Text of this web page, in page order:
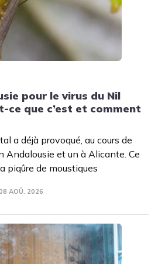
pour le virus du Nil
ce que c’est et comment
a déjà provoqué, au cours de
Andalousie et un à Alicante. Ce
piqûre de moustiques
AOÛ. 2026